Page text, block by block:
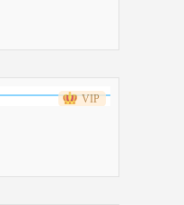
VIP